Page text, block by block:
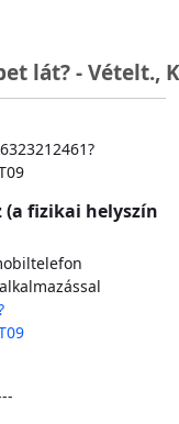
lát? - Vételt.,
(a fizikai helyszín